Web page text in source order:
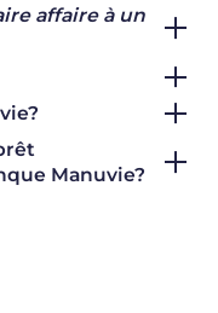
affaire à un
Manuvie?